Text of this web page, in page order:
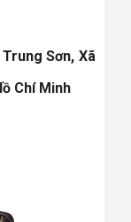
Sơn, Xã
Chí Minh